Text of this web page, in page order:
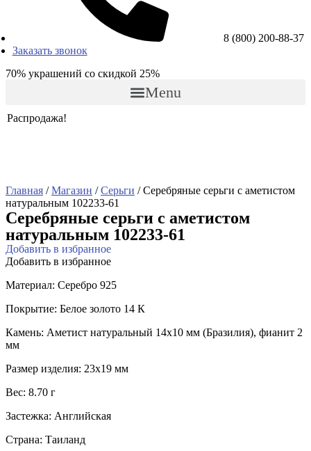
8 (800) 200-88-37
Заказать звонок
70% украшений со скидкой 25%
Menu
Распродажа!
Главная /Магазин /Серьги / Серебряные серьги с аметистом
натуральным 102233-61
Серебряные серьги с аметистом
натуральным 102233-61
Добавить в избранное
Добавить в избранное
Материал: Серебро 925
Покрытие: Белое золото 14 К
Камень: Аметист натуральный 14х10 мм (Бразилия), фианит 2
мм
Размер изделия: 23х19 мм
Вес: 8.70 г
Застежка: Английская
Страна: Таиланд